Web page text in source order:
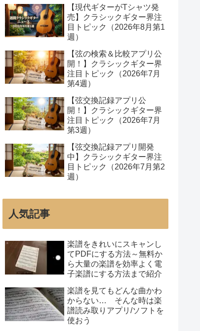
【現代ギターがTシャツ発
売】クラシックギター界注
目トピック（2026年8月第1
週）
【弦の検索＆比較アプリ公
開！】クラシックギター界
注目トピック（2026年7月
第4週）
【弦交換記録アプリ公
開！】クラシックギター界
注目トピック（2026年7月
第3週）
【弦交換記録アプリ開発
中】クラシックギター界注
目トピック（2026年7月第2
週）
人気記事
楽譜をきれいにスキャンし
てPDFにする方法～無料か
ら大量の楽譜を効率よく電
子楽譜にする方法まで紹介
楽譜を見てもどんな曲かわ
からない… そんな時は楽
譜読み取りアプリ/ソフトを
使おう